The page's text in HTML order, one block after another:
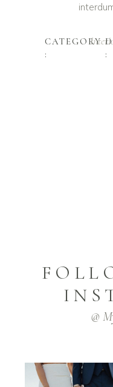
CATEGORY
:
:
@